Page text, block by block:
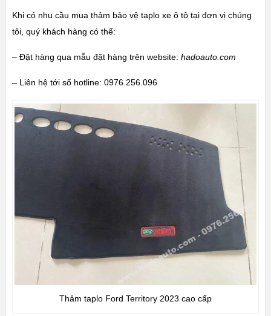
Khi có nhu cầu mua thảm bảo vệ taplo xe ô tô tại đơn vị chúng
tôi, quý khách hàng có thể:
– Đặt hàng qua mẫu đặt hàng trên website: hadoauto.com
– Liên hệ tới số hotline: 0976.256.096
Thảm taplo Ford Territory 2023 cao cấp